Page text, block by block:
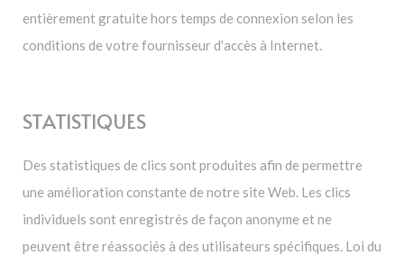
entièrement gratuite hors temps de connexion selon les
conditions de votre fournisseur d'accès à Internet.
STATISTIQUES
Des statistiques de clics sont produites afin de permettre
une amélioration constante de notre site Web. Les clics
individuels sont enregistrés de façon anonyme et ne
peuvent être réassociés à des utilisateurs spécifiques. Loi du